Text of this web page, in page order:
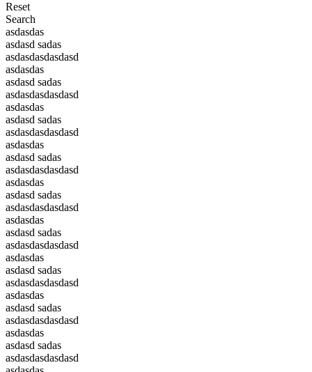
Reset
Search
asdasdas
asdasd sadas
asdasdasdasdasd
asdasdas
asdasd sadas
asdasdasdasdasd
asdasdas
asdasd sadas
asdasdasdasdasd
asdasdas
asdasd sadas
asdasdasdasdasd
asdasdas
asdasd sadas
asdasdasdasdasd
asdasdas
asdasd sadas
asdasdasdasdasd
asdasdas
asdasd sadas
asdasdasdasdasd
asdasdas
asdasd sadas
asdasdasdasdasd
asdasdas
asdasd sadas
asdasdasdasdasd